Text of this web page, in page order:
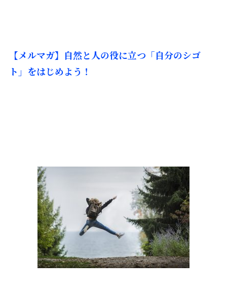
【メルマガ】自然と人の役に立つ「自分のシゴ
ト」をはじめよう！